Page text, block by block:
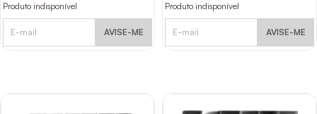
Produto indisponível
AVISE-ME
Produto indisponível
AVISE-ME